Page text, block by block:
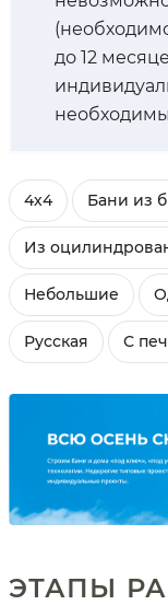
до 12
4х4 Бани из
Из
Небольшие
Русская С
ЭТАПЫ